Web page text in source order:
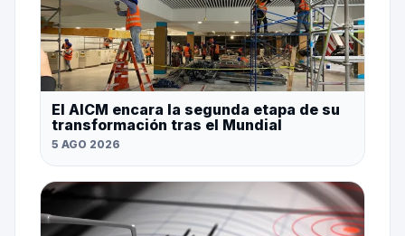
El AICM encara la segunda etapa de su
transformación tras el Mundial
5 AGO 2026